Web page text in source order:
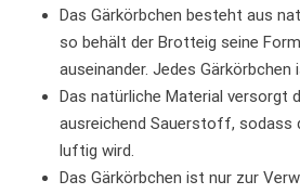
Das Gärkörbchen besteht aus
so behält der Brotteig seine
auseinander. Jedes
Das natürliche Material versorgt
ausreichend Sauerstoff, sodass
luftig wird.
Das Gärkörbchen ist nur zur